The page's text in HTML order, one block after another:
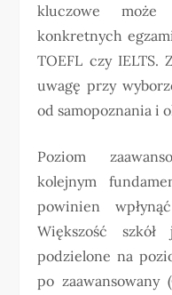
kluczowe
konkretnych
TOEFL czy IELTS.
uwagę przy
od samopoznania i
Poziom
kolejnym
powinien
Większość
podzielone na
po zaawansowany